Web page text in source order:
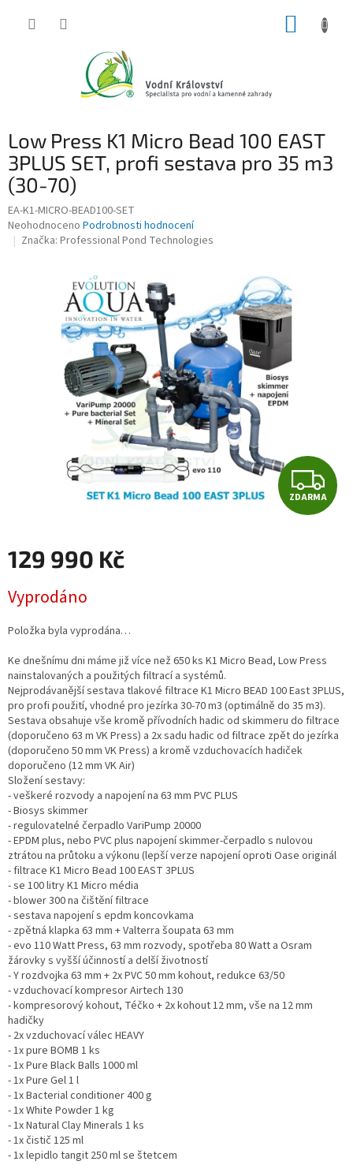
Low Press K1 Micro Bead 100 EAST
3PLUS SET, profi sestava pro 35 m3
(30-70)
EA-K1-MICRO-BEAD100-SET
Průměrné
hodnocení
Neohodnoceno Podrobnosti hodnocení
Značka: Professional Pond Technologies
Z
D
ZDARMA
129 990 Kč
cena:
Vyprodáno
Položka byla vyprodána…
Ke dnešnímu dni máme již více než 650 ks K1 Micro Bead, Low Press
nainstalovaných a použitých filtrací a systémů.
Nejprodávanější sestava tlakové filtrace K1 Micro BEAD 100 East 3PLUS,
pro profi použití, vhodné pro jezírka 30-70 m3 (optimálně do 35 m3).
Sestava obsahuje vše kromě přívodních hadic od skimmeru do filtrace
(doporučeno 63 m VK Press) a 2x sadu hadic od filtrace zpět do jezírka
(doporučeno 50 mm VK Press) a kromě vzduchovacích hadiček
doporučeno (12 mm VK Air)
Složení sestavy:
- veškeré rozvody a napojení na 63 mm PVC PLUS
- Biosys skimmer
- regulovatelné čerpadlo VariPump 20000
- EPDM plus, nebo PVC plus napojení skimmer-čerpadlo s nulovou
ztrátou na průtoku a výkonu (lepší verze napojení oproti Oase originál
- filtrace K1 Micro Bead 100 EAST 3PLUS
- se 100 litry K1 Micro média
- blower 300 na čištění filtrace
- sestava napojení s epdm koncovkama
- zpětná klapka 63 mm + Valterra šoupata 63 mm
- evo 110 Watt Press, 63 mm rozvody, spotřeba 80 Watt a Osram
žárovky s vyšší účinností a delší životností
- Y rozdvojka 63 mm + 2x PVC 50 mm kohout, redukce 63/50
- vzduchovací kompresor Airtech 130
- kompresorový kohout, Téčko + 2x kohout 12 mm, vše na 12 mm
hadičky
- 2x vzduchovací válec HEAVY
- 1x pure BOMB 1 ks
- 1x Pure Black Balls 1000 ml
- 1x Pure Gel 1 l
- 1x Bacterial conditioner 400 g
- 1x White Powder 1 kg
- 1x Natural Clay Minerals 1 ks
- 1x čistič 125 ml
- 1x lepidlo tangit 250 ml se štetcem